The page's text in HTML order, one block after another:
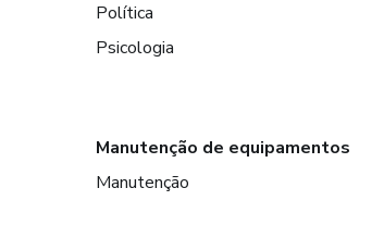
Política
Psicologia
Manutenção de equipamentos
Manutenção